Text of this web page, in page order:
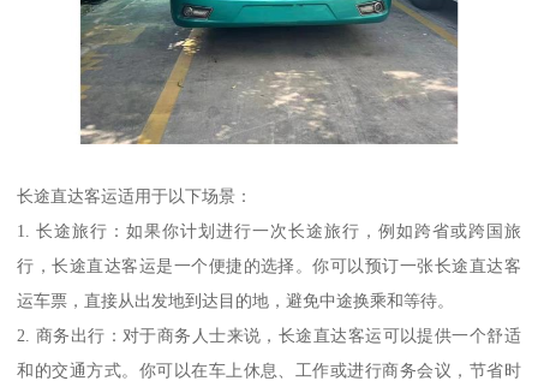
长途直达客运适用于以下场景：
1. 长途旅行：如果你计划进行一次长途旅行，例如跨省或跨国旅
行，长途直达客运是一个便捷的选择。你可以预订一张长途直达客
运车票，直接从出发地到达目的地，避免中途换乘和等待。
2. 商务出行：对于商务人士来说，长途直达客运可以提供一个舒适
和的交通方式。你可以在车上休息、工作或进行商务会议，节省时